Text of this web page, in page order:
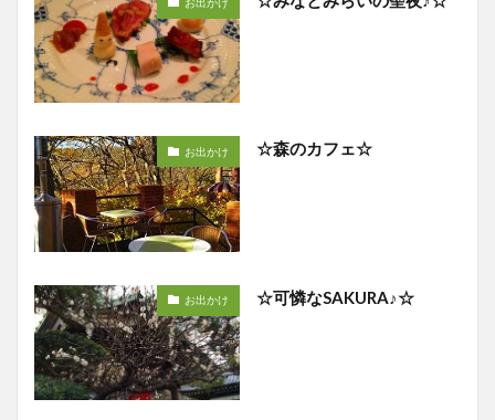
お出かけ
お出かけ ☆森のカフェ☆
お出かけ ☆可憐なSAKURA♪☆